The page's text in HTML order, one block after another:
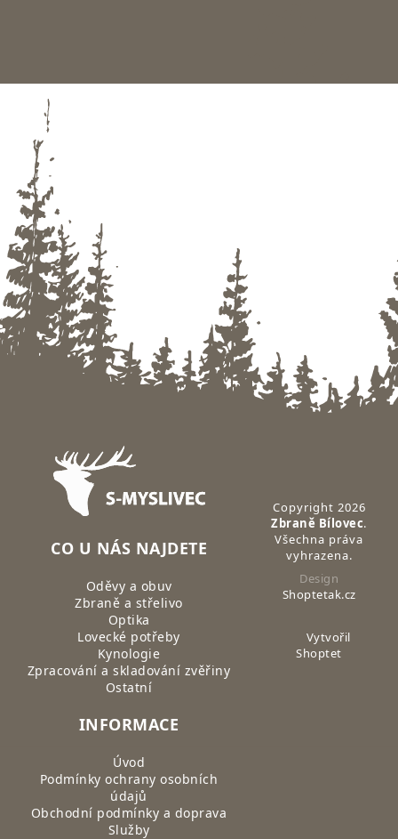
Zápatí
CO U NÁS NAJDETE
Oděvy a obuv
Zbraně a střelivo
Optika
Lovecké potřeby
Kynologie
Zpracování a skladování zvěřiny
Ostatní
INFORMACE
Úvod
Podmínky ochrany osobních
údajů
Obchodní podmínky a doprava
Služby
Copyright 2026
Zbraně Bílovec.
Všechna práva
vyhrazena.
Design
Shoptetak.cz
Vytvořil
Shoptet